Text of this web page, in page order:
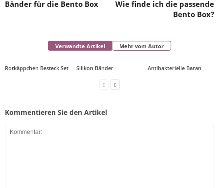
Bänder für die Bento Box
Wie finde ich die passende
Bento Box?
Verwandte Artikel Mehr vom Autor
Rotkäppchen Besteck Set Silikon Bänder Antibakterielle Baran
Kommentieren Sie den Artikel